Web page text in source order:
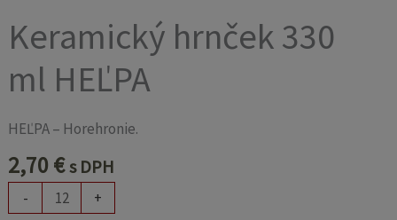
Keramický hrnček 330
ml HEĽPA
HEĽPA – Horehronie.
2,70 €s DPH
- +